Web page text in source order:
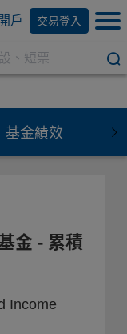
開戶 交易登入
基金績效 資
金 - 累積
Income